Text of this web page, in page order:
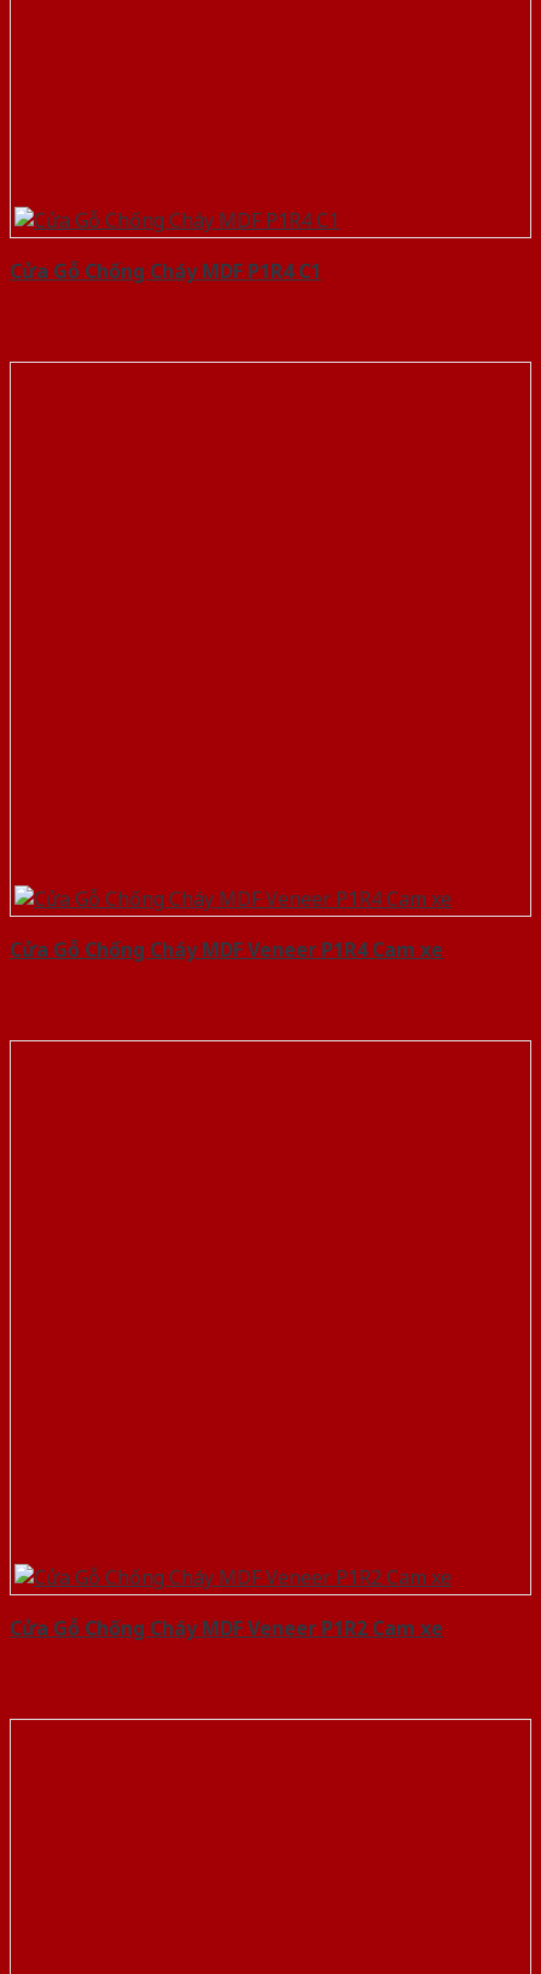
Cửa Gỗ Chống Cháy MDF P1R4 C1
Cửa Gỗ Chống Cháy MDF Veneer P1R4 Cam xe
Cửa Gỗ Chống Cháy MDF Veneer P1R2 Cam xe